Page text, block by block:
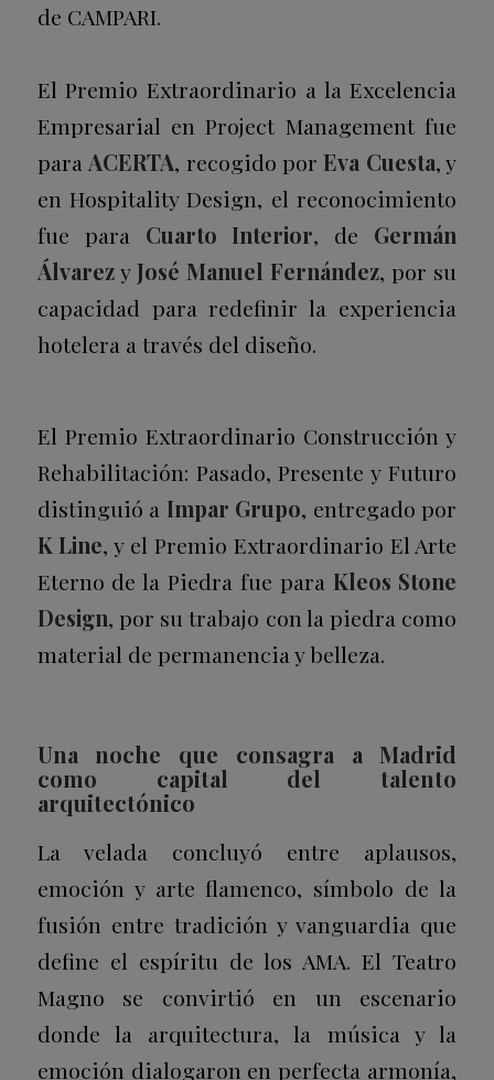
de CAMPARI.
El Premio Extraordinario a la Excelencia
Empresarial en Project Management fue
para ACERTA, recogido por Eva Cuesta, y
en Hospitality Design, el reconocimiento
fue para Cuarto Interior, de Germán
Álvarezy José Manuel Fernández, por su
capacidad para redefinir la experiencia
hotelera a través del diseño.
El Premio Extraordinario Construcción y
Rehabilitación: Pasado, Presente y Futuro
distinguió a Impar Grupo, entregado por
K Line, y el Premio Extraordinario El Arte
Eterno de la Piedra fue para Kleos Stone
Design, por su trabajo con la piedra como
material de permanencia y belleza.
Una noche que consagra a Madrid
como capital del talento
arquitectónico
La velada concluyó entre aplausos,
emoción y arte flamenco, símbolo de la
fusión entre tradición y vanguardia que
define el espíritu de los AMA. El Teatro
Magno se convirtió en un escenario
donde la arquitectura, la música y la
emoción dialogaron en perfecta armonía,